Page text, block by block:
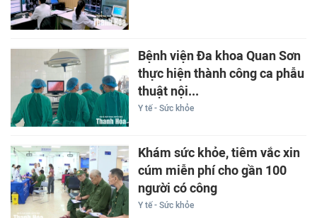
Bệnh viện Đa khoa Quan Sơn
thực hiện thành công ca phẫu
thuật nội...
Y tế - Sức khỏe
Khám sức khỏe, tiêm vắc xin
cúm miễn phí cho gần 100
người có công
Y tế - Sức khỏe